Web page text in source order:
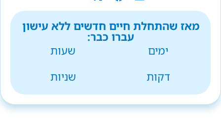
מאז שהתחלת חיים חדשים ללא עישון
עברו כבר:
ימים
שעות
דקות
שניות